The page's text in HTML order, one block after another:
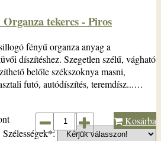
Organza tekercs - Piros
fényű organza anyag a
díszítéshez. Szegetlen szélű, vágható
belőle székszoknya masni,
futó, autódíszítés, teremdísz...…
Szélességek*:
Kosárba